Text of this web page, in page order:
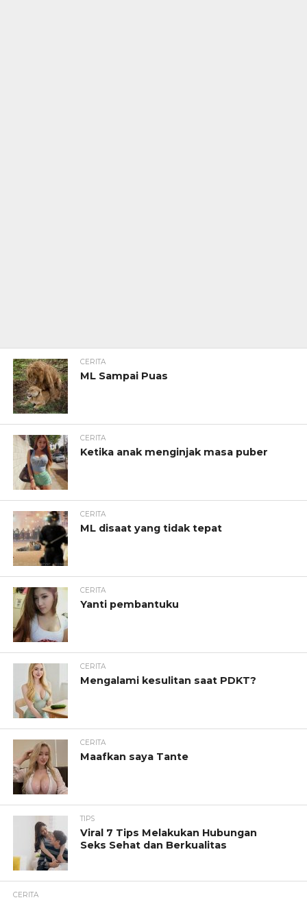
CERITA
ML Sampai Puas
CERITA
Ketika anak menginjak masa puber
CERITA
ML disaat yang tidak tepat
CERITA
Yanti pembantuku
CERITA
Mengalami kesulitan saat PDKT?
CERITA
Maafkan saya Tante
TIPS
Viral 7 Tips Melakukan Hubungan
Seks Sehat dan Berkualitas
CERITA